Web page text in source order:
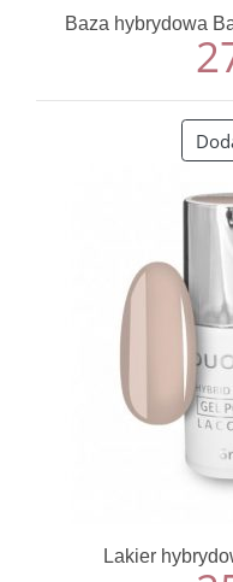
Baza hybrydowa
Lakier